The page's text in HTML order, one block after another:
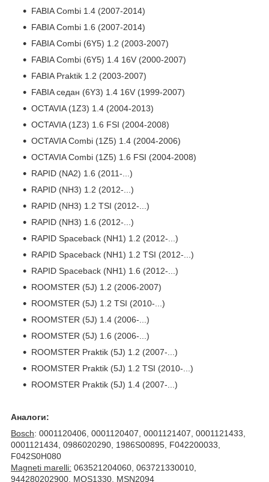
FABIA Combi 1.4 (2007-2014)
FABIA Combi 1.6 (2007-2014)
FABIA Combi (6Y5) 1.2 (2003-2007)
FABIA Combi (6Y5) 1.4 16V (2000-2007)
FABIA Praktik 1.2 (2003-2007)
FABIA седан (6Y3) 1.4 16V (1999-2007)
OCTAVIA (1Z3) 1.4 (2004-2013)
OCTAVIA (1Z3) 1.6 FSI (2004-2008)
OCTAVIA Combi (1Z5) 1.4 (2004-2006)
OCTAVIA Combi (1Z5) 1.6 FSI (2004-2008)
RAPID (NA2) 1.6 (2011-...)
RAPID (NH3) 1.2 (2012-...)
RAPID (NH3) 1.2 TSI (2012-...)
RAPID (NH3) 1.6 (2012-...)
RAPID Spaceback (NH1) 1.2 (2012-...)
RAPID Spaceback (NH1) 1.2 TSI (2012-...)
RAPID Spaceback (NH1) 1.6 (2012-...)
ROOMSTER (5J) 1.2 (2006-2007)
ROOMSTER (5J) 1.2 TSI (2010-...)
ROOMSTER (5J) 1.4 (2006-...)
ROOMSTER (5J) 1.6 (2006-...)
ROOMSTER Praktik (5J) 1.2 (2007-...)
ROOMSTER Praktik (5J) 1.2 TSI (2010-...)
ROOMSTER Praktik (5J) 1.4 (2007-...)
Аналоги:
Bosch: 0001120406, 0001120407, 0001121407, 0001121433,
0001121434, 0986020290, 1986S00895, F042200033,
F042S0H080
Magneti marelli: 063521204060, 063721330010,
944280202900, MQS1330, MSN2094